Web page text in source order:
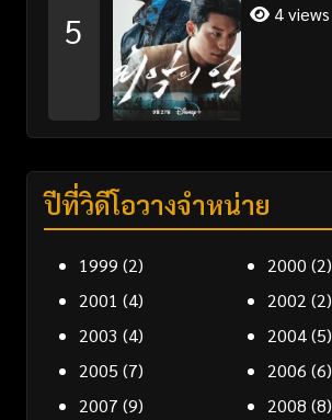
5
4 views
ปีที่วิดีโอวางจำหน่าย
1999 (2) 2000 (2)
2001 (4) 2002 (2)
2003 (4) 2004(5)
2005 (7) 2006 (6)
2007 (9) 2008 (8)